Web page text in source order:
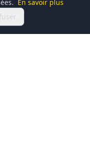
En savoir plus